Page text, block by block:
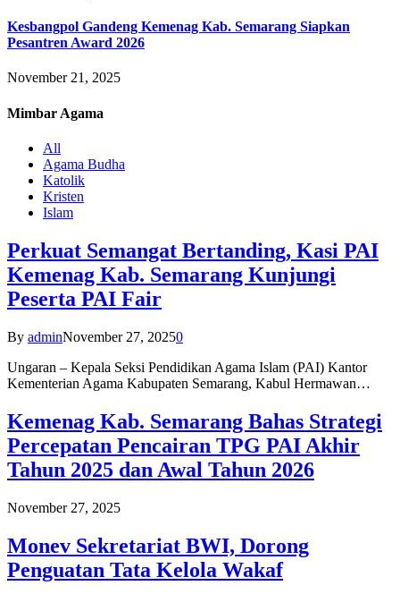
Kesbangpol Gandeng Kemenag Kab. Semarang Siapkan
Pesantren Award 2026
November 21, 2025
Mimbar Agama
All
Agama Budha
Katolik
Kristen
Islam
Perkuat Semangat Bertanding, Kasi PAI
Kemenag Kab. Semarang Kunjungi
Peserta PAI Fair
By adminNovember 27, 20250
Ungaran – Kepala Seksi Pendidikan Agama Islam (PAI) Kantor
Kementerian Agama Kabupaten Semarang, Kabul Hermawan…
Kemenag Kab. Semarang Bahas Strategi
Percepatan Pencairan TPG PAI Akhir
Tahun 2025 dan Awal Tahun 2026
November 27, 2025
Monev Sekretariat BWI, Dorong
Penguatan Tata Kelola Wakaf